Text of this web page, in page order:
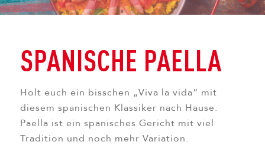
SPANISCHE PAELLA
Holt euch ein bisschen „Viva la vida“ mit
diesem spanischen Klassiker nach Hause.
Paella ist ein spanisches Gericht mit viel
Tradition und noch mehr Variation.